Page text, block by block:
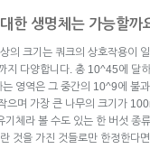
한 생명체는 가능할까
의 크기는 쿼크의 상호작용이
지 다양합니다. 총 10^45에 달
는 영역은 그 중간의 10^9에 불
으며 가장 큰 나무의 크기가
기체라 볼 수도 있는 한 버섯 종
것을 가진 것들로만 한정한다